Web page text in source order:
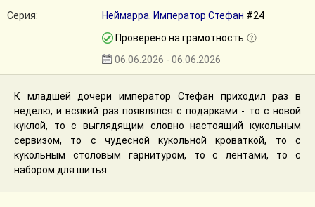
Серия:
Неймарра. Император Стефан #24
Проверено на грамотность
06.06.2026 - 06.06.2026
К младшей дочери император Стефан приходил раз в
неделю, и всякий раз появлялся с подарками - то с новой
куклой, то с выглядящим словно настоящий кукольным
сервизом, то с чудесной кукольной кроваткой, то с
кукольным столовым гарнитуром, то с лентами, то с
набором для шитья...